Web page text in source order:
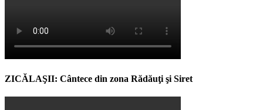
ZICĂLAŞII: Cântece din zona Rădăuţi şi Siret